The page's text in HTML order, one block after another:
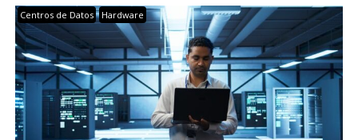
Centros de Datos Hardware